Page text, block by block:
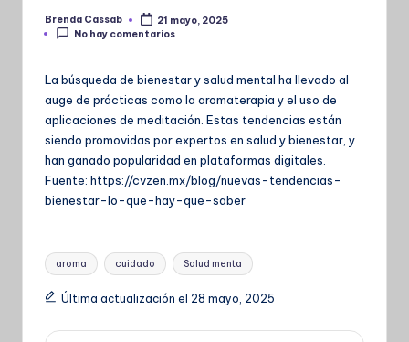
Publicado
por
Brenda Cassab
21 mayo, 2025
No hay comentarios
La búsqueda de bienestar y salud mental ha llevado al
auge de prácticas como la aromaterapia y el uso de
aplicaciones de meditación. Estas tendencias están
siendo promovidas por expertos en salud y bienestar, y
han ganado popularidad en plataformas digitales.
Fuente: https://cvzen.mx/blog/nuevas-tendencias-
bienestar-lo-que-hay-que-saber
Etiquetas:
aroma cuidado Salud menta
Última actualización el 28 mayo, 2025